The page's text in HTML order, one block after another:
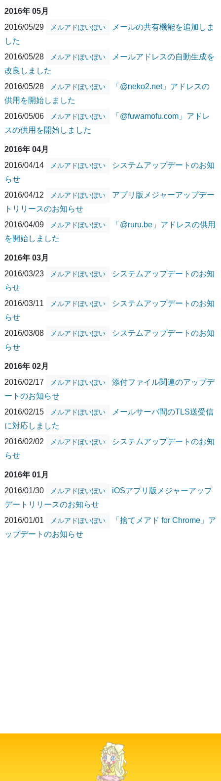
2016年 05月
2016/05/29
メルアドぽいぽい
メールの共有機能を追加しま
した
2016/05/28
メルアドぽいぽい
メールアドレスの自動生成を
改良しました
2016/05/28
メルアドぽいぽい
「@neko2.net」アドレスの
供用を開始しました
2016/05/06
メルアドぽいぽい
「@fuwamofu.com」アドレ
スの供用を開始しました
2016年 04月
2016/04/14
メルアドぽいぽい
システムアップデートのお知
らせ
2016/04/12
メルアドぽいぽい
アプリ版メジャーアップデー
トリリースのお知らせ
2016/04/09
メルアドぽいぽい
「@ruru.be」アドレスの供用
を開始しました
2016年 03月
2016/03/23
メルアドぽいぽい
システムアップデートのお知
らせ
2016/03/11
メルアドぽいぽい
システムアップデートのお知
らせ
2016/03/08
メルアドぽいぽい
システムアップデートのお知
らせ
2016年 02月
2016/02/17
メルアドぽいぽい
添付ファイル関連のアップデ
ートのお知らせ
2016/02/15
メルアドぽいぽい
メールサーバ間のTLS送受信
に対応しました
2016/02/02
メルアドぽいぽい
システムアップデートのお知
らせ
2016年 01月
2016/01/30
メルアドぽいぽい
iOSアプリ版メジャーアップ
デートリリースのお知らせ
2016/01/01
メルアドぽいぽい
「捨てメアド for Chrome」ア
ップデートのお知らせ